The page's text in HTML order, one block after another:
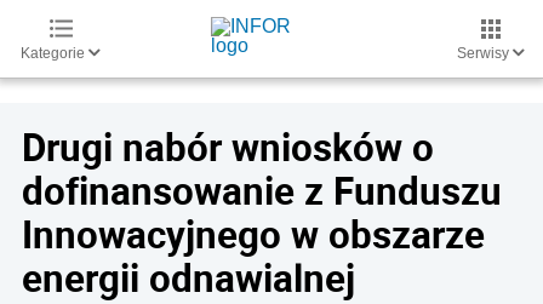
Kategorie Serwisy
Drugi nabór wniosków o
dofinansowanie z Funduszu
Innowacyjnego w obszarze
energii odnawialnej